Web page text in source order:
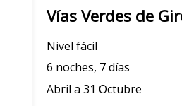
Vías Verdes de
Nivel fácil
6 noches, 7 días
Abril a 31 Octubre